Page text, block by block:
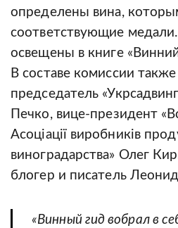
определены вина,
соответствующие
освещены в книге
В составе комиссии также
председатель
Печко, вице-президент
Асоціації виробників
виноградарства» Олег
блогер и писатель
«Винный гид вобрал в